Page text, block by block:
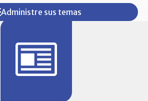
Administre sus temas